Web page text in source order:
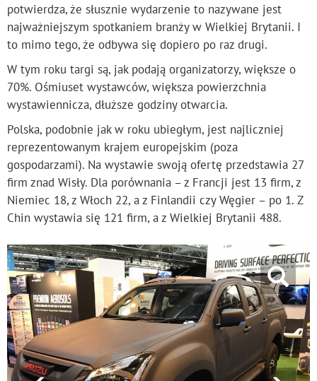
potwierdza, że słusznie wydarzenie to nazywane jest
najważniejszym spotkaniem branży w Wielkiej Brytanii. I
to mimo tego, że odbywa się dopiero po raz drugi.
W tym roku targi są, jak podają organizatorzy, większe o
70%. Ośmiuset wystawców, większa powierzchnia
wystawiennicza, dłuższe godziny otwarcia.
Polska, podobnie jak w roku ubiegłym, jest najliczniej
reprezentowanym krajem europejskim (poza
gospodarzami). Na wystawie swoją ofertę przedstawia 27
firm znad Wisły. Dla porównania – z Francji jest 13 firm, z
Niemiec 18, z Włoch 22, a z Finlandii czy Węgier – po 1. Z
Chin wystawia się 121 firm, a z Wielkiej Brytanii 488.